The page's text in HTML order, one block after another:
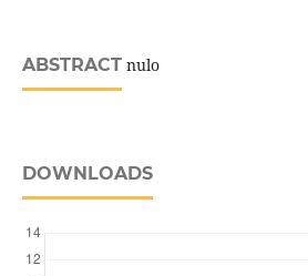
ABSTRACTnulo
DOWNLOADS